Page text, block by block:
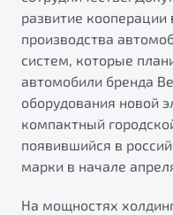
от 1 699 990 ₽*
Обзор В наличии
X70
Подробно
Автомобили в
Тест-драйв
Автокредит
Будьте еще более
"Помощь на дорогах"
Преимущества
развитие
производства
систем, которые
автомобили бренда
оборудования новой
компактный
появившийся в
марки в начале
На мощностях